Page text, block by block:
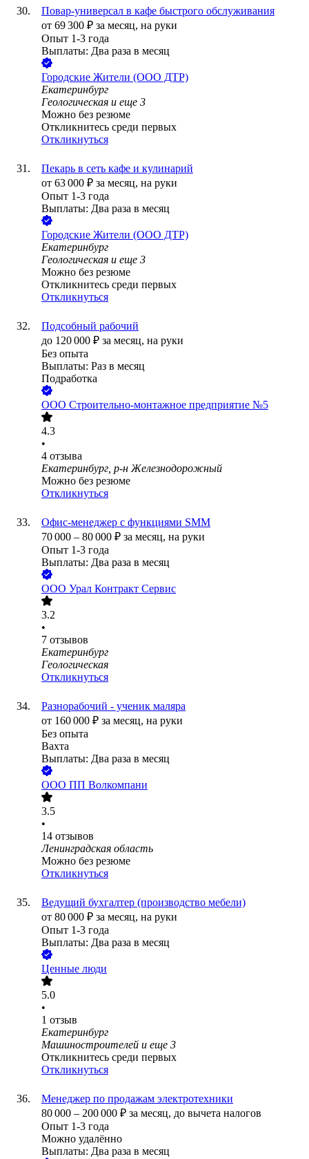
Повар-универсал в кафе быстрого обслуживания
от 69 300 ₽ за месяц, на руки
Опыт 1-3 года
Выплаты: Два раза в месяц
Городские Жители (ООО ДТР)
Екатеринбург
Геологическая и еще 3
Можно без резюме
Откликнитесь среди первых
Откликнуться
Пекарь в сеть кафе и кулинарий
от 63 000 ₽ за месяц, на руки
Опыт 1-3 года
Выплаты: Два раза в месяц
Городские Жители (ООО ДТР)
Екатеринбург
Геологическая и еще 3
Можно без резюме
Откликнитесь среди первых
Откликнуться
Подсобный рабочий
до 120 000 ₽ за месяц, на руки
Без опыта
Выплаты: Раз в месяц
Подработка
ООО Строительно-монтажное предприятие №5
4.3
•
4 отзыва
Екатеринбург, р-н Железнодорожный
Можно без резюме
Откликнуться
Офис-менеджер с функциями SMM
70 000 – 80 000 ₽ за месяц, на руки
Опыт 1-3 года
Выплаты: Два раза в месяц
ООО Урал Контракт Сервис
3.2
•
7 отзывов
Екатеринбург
Геологическая
Откликнуться
Разнорабочий - ученик маляра
от 160 000 ₽ за месяц, на руки
Без опыта
Вахта
Выплаты: Два раза в месяц
ООО ПП Волкомпани
3.5
•
14 отзывов
Ленинградская область
Можно без резюме
Откликнуться
Ведущий бухгалтер (производство мебели)
от 80 000 ₽ за месяц, на руки
Опыт 1-3 года
Выплаты: Два раза в месяц
Ценные люди
5.0
•
1 отзыв
Екатеринбург
Машиностроителей и еще 3
Откликнитесь среди первых
Откликнуться
Менеджер по продажам электротехники
80 000 – 200 000 ₽ за месяц, до вычета налогов
Опыт 1-3 года
Можно удалённо
Выплаты: Два раза в месяц